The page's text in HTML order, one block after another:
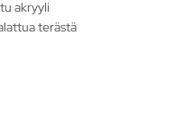
akryyli
terästä